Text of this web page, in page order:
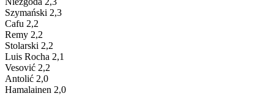
Szymański 2,3
Cafu 2,2
Remy 2,2
Stolarski 2,2
Luis Rocha 2,1
Vesović 2,2
Antolić 2,0
Hamalainen 2,0